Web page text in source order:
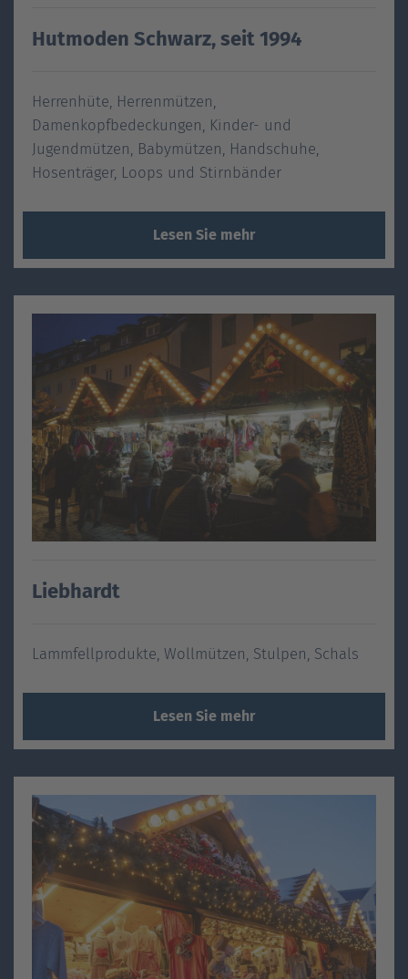
Hutmoden Schwarz, seit 1994
Herrenhüte, Herrenmützen,
Damenkopfbedeckungen, Kinder- und
Jugendmützen, Babymützen, Handschuhe,
Hosenträger, Loops und Stirnbänder
Lesen Sie mehr
Liebhardt
Lammfellprodukte, Wollmützen, Stulpen, Schals
Lesen Sie mehr